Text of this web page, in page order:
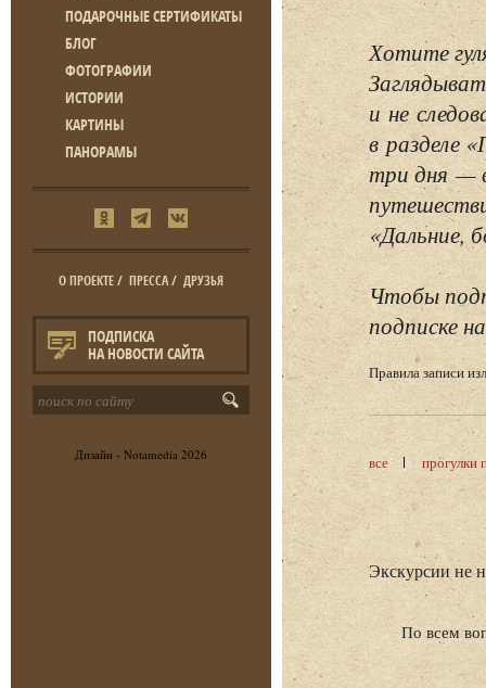
ПОДАРОЧНЫЕ СЕРТИФИКАТЫ
БЛОГ
ФОТОГРАФИИ
ИСТОРИИ
КАРТИНЫ
ПАНОРАМЫ
О ПРОЕКТЕ/ ПРЕССА/ ДРУЗЬЯ
ПОДПИСКА
НА НОВОСТИ САЙТА
Дизайн - Notamedia 2026
Хотите
и не
в разделе
три дня —
«Дальние,
Чтобы
подписке
Правила записи
все прогулки
Экскурсии не
По всем